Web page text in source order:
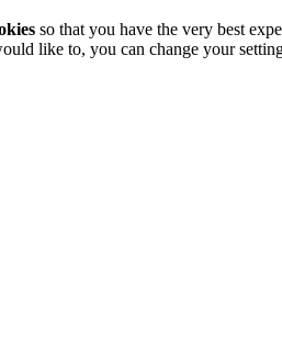
so that you have the very best
like to, you can change your